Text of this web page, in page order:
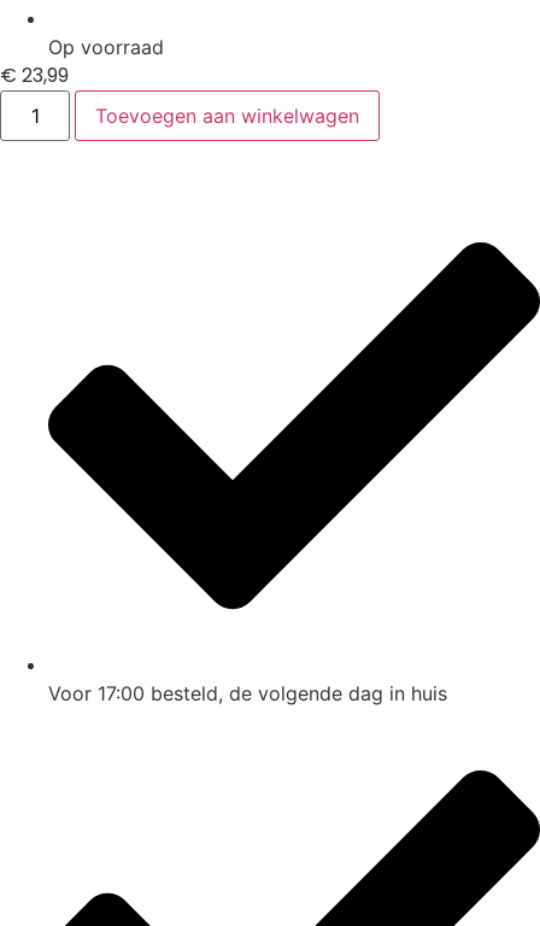
Op voorraad
€ 23,99
Toevoegen aan winkelwagen
Voor 17:00 besteld, de volgende dag in huis